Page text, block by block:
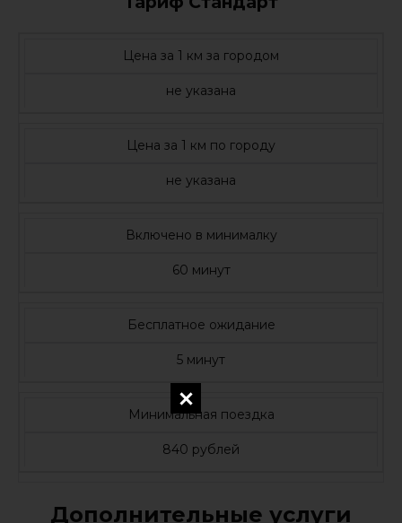
Цена за 1 км за городом
не указана
Цена за 1 км по городу
не указана
Включено в минималку
60 минут
Бесплатное ожидание
5 минут
Минимальная поездка
840 рублей
Дополнительные услуги